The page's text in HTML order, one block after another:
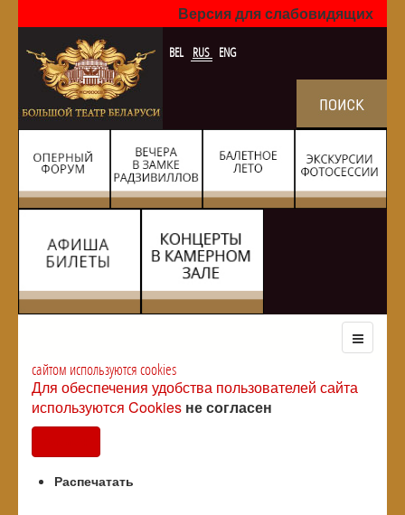
Версия для слабовидящих
BEL RUS ENG
сайтом используются cookies
Для обеспечения удобства пользователей сайта
используются Cookies не согласен
Распечатать